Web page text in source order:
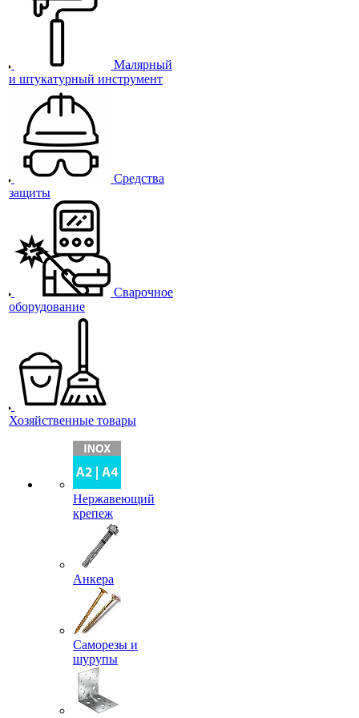
Малярный
и штукатурный инструмент
Средства
защиты
Сварочное
оборудование
Хозяйственные товары
Нержавеющий
крепеж
Анкера
Саморезы и
шурупы